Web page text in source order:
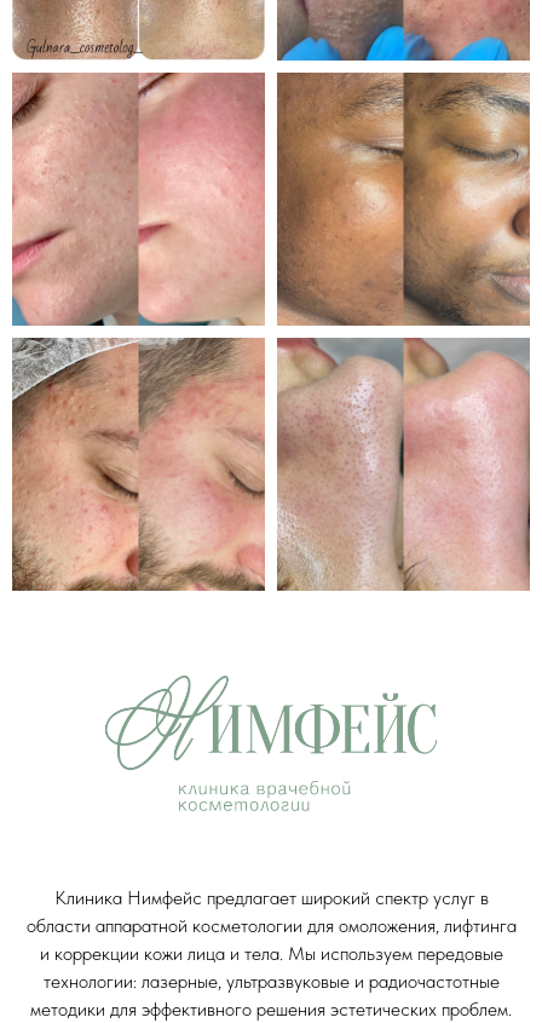
Клиника Нимфейс предлагает широкий спектр услуг в
области аппаратной косметологии для омоложения, лифтинга
и коррекции кожи лица и тела. Мы используем передовые
технологии: лазерные, ультразвуковые и радиочастотные
методики для эффективного решения эстетических проблем.